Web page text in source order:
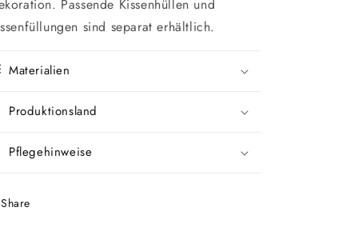
Passende Kissenhüllen und
sind separat erhältlich.
Materialien
Produktionsland
Pflegehinweise
Share